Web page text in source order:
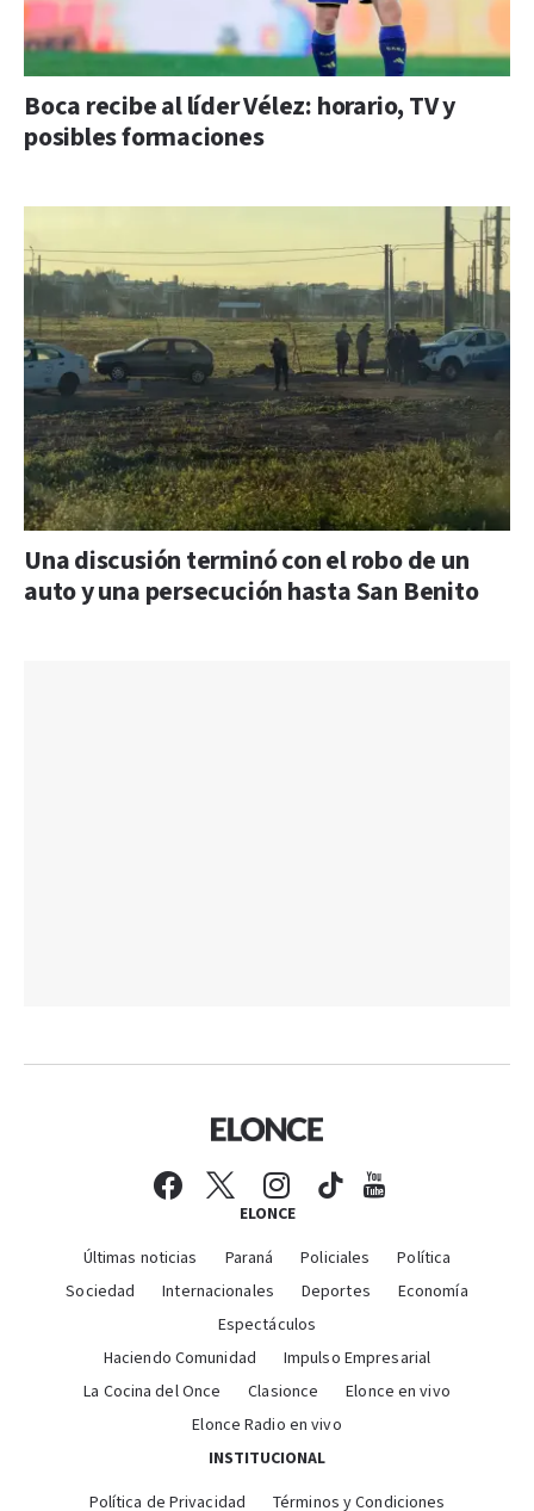
Boca recibe al líder Vélez: horario, TV y
posibles formaciones
Una discusión terminó con el robo de un
auto y una persecución hasta San Benito
ELONCE
Últimas noticias Paraná Policiales
Política
Sociedad
Internacionales Deportes
Economía
Espectáculos
Haciendo Comunidad
Impulso Empresarial
La Cocina del Once
Clasionce
Elonce en vivo
Elonce Radio en vivo
INSTITUCIONAL
Política de Privacidad Términos y Condiciones